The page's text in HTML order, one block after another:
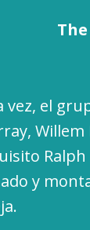
vez, el
Willem
y